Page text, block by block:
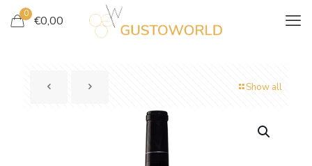
0 €0,00
Show all